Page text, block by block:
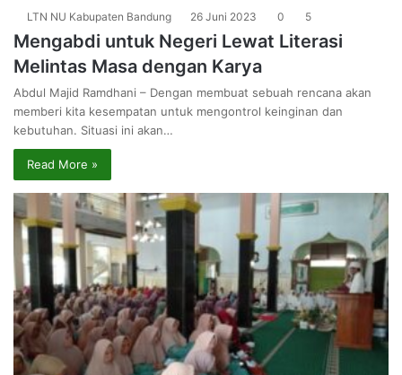
LTN NU Kabupaten Bandung 26 Juni 2023 0 5
Mengabdi untuk Negeri Lewat Literasi
Melintas Masa dengan Karya
Abdul Majid Ramdhani – Dengan membuat sebuah rencana akan
memberi kita kesempatan untuk mengontrol keinginan dan
kebutuhan. Situasi ini akan…
Read More »